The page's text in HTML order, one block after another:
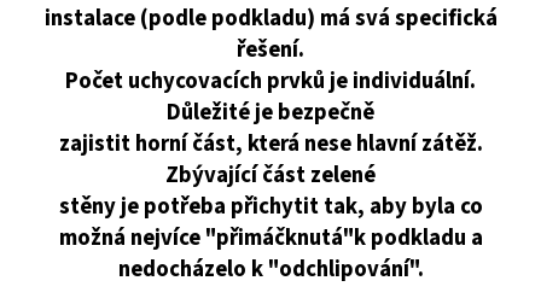
instalace (podle podkladu) má svá specifická
řešení.
Počet uchycovacích prvků je individuální.
Důležité je bezpečně
zajistit horní část, která nese hlavní zátěž.
Zbývající část zelené
stěny je potřeba přichytit tak, aby byla co
možná nejvíce "přimáčknutá"k podkladu a
nedocházelo k "odchlipování".